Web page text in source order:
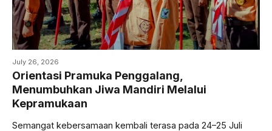
July 26, 2026
Orientasi Pramuka Penggalang,
Menumbuhkan Jiwa Mandiri Melalui
Kepramukaan
Semangat kebersamaan kembali terasa pada 24–25 Juli